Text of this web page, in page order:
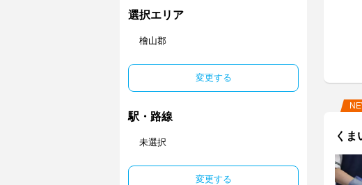
選択エリア
檜山郡
変更する
駅・路線
未選択
変更する
くま